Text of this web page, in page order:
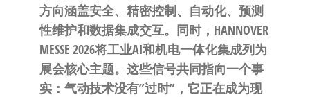
方向涵盖安全、精密控制、自动化、预测
性维护和数据集成交互。同时，HANNOVER
MESSE 2026将工业AI和机电一体化集成列为
展会核心主题。这些信号共同指向一个事
实：气动技术没有”过时”，它正在成为现